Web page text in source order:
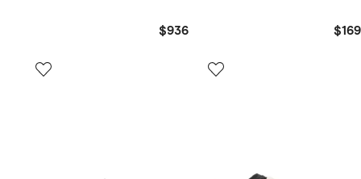
$169
$936